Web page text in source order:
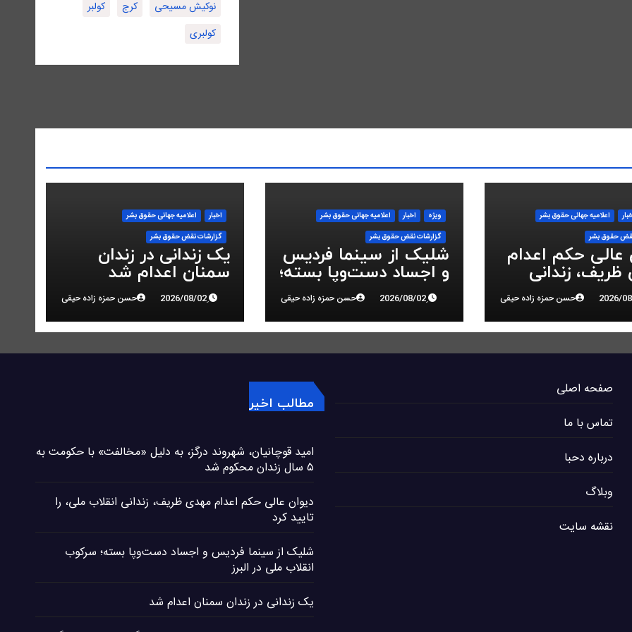
نوکیش مسیحی
کرج
کولبر
کولبری
اعلاميه جهانی حقوق بشر
حقوق بشر
عالی حکم اعدام
زندانی
ملی، را تایید کرد
حسن حمزه زاده حیقی
ویژه اخبار
اعلاميه جهانی حقوق بشر
گزارشات نقض حقوق بشر
شلیک از سینما فردیس
و اجساد دست‌وپا بسته؛
سرکوب انقلاب ملی در
البرز حسن حمزه زاده حیقی
اخبار
اعلاميه جهانی حقوق بشر
گزارشات نقض حقوق بشر
یک زندانی در زندان
سمنان اعدام شد
حسن حمزه زاده حیقی
صفحه اصلی
تماس با ما
درباره دحبا
وبلاگ
نقشه سایت
مطالب اخیر
امید قوچانیان، شهروند درگز، به دلیل «مخالفت» با حکومت به
۵ سال زندان محکوم شد
دیوان عالی حکم اعدام مهدی ظریف، زندانی انقلاب ملی، را
تایید کرد
شلیک از سینما فردیس و اجساد دست‌وپا بسته؛ سرکوب
انقلاب ملی در البرز
یک زندانی در زندان سمنان اعدام شد